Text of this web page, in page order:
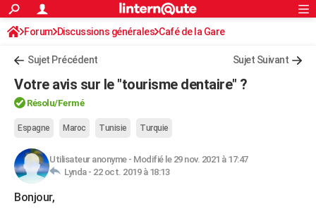
ACTUALITÉS
Politique
Société
Faits Divers
Education
Monde
Villes
+
Programme TV
TNTStreaming
Cinéma
Sorties cinéma
Musique
+FINANCE
Retraite
Impôts
Epargne
Immobilier
Risques naturels par ville
Banque
Assurance
Crédit
AUTO
Essais
Réserver un essai
Citadines
Berlines
SUV
Forum auto
+
HIGH-TECH
Mobiles
Meilleur smartphone
Internet
Ordinateurs
Jeux vidéo
Guide high-tech
S'inscrire
Connexion
Forum Discussions générales Café de la Gare
Sujet Précédent Sujet Suivant
Votre avis sur le "tourisme dentaire" ?
Résolu/Fermé
Espagne Maroc Tunisie Turquie
Utilisateur anonyme- Modifié le 29 nov. 2021 à 17:47
Lynda - 22 oct. 2019 à 18:13
Bonjour,